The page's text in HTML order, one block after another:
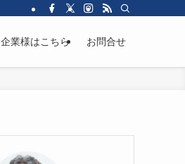
企業様はこちら お問合せ